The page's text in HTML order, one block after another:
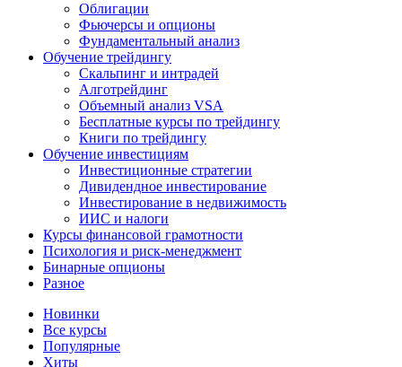
Облигации
Фьючерсы и опционы
Фундаментальный анализ
Обучение трейдингу
Скальпинг и интрадей
Алготрейдинг
Объемный анализ VSA
Бесплатные курсы по трейдингу
Книги по трейдингу
Обучение инвестициям
Инвестиционные стратегии
Дивидендное инвестирование
Инвестирование в недвижимость
ИИС и налоги
Курсы финансовой грамотности
Психология и риск-менеджмент
Бинарные опционы
Разное
Новинки
Все курсы
Популярные
Хиты